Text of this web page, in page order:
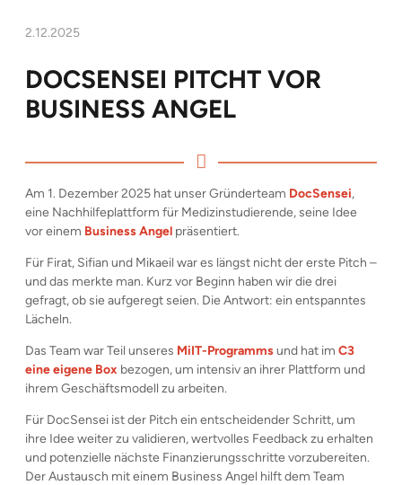
2.12.2025
DOCSENSEI PITCHT VOR
BUSINESS ANGEL
Am 1. Dezember 2025 hat unser Gründerteam DocSensei,
eine Nachhilfeplattform für Medizinstudierende, seine Idee
vor einem Business Angel präsentiert.
Für Firat, Sifian und Mikaeil war es längst nicht der erste Pitch –
und das merkte man. Kurz vor Beginn haben wir die drei
gefragt, ob sie aufgeregt seien. Die Antwort: ein entspanntes
Lächeln.
Das Team war Teil unseres MiIT-Programmsund hat im C3
eine eigene Box bezogen, um intensiv an ihrer Plattform und
ihrem Geschäftsmodell zu arbeiten.
Für DocSensei ist der Pitch ein entscheidender Schritt, um
ihre Idee weiter zu validieren, wertvolles Feedback zu erhalten
und potenzielle nächste Finanzierungsschritte vorzubereiten.
Der Austausch mit einem Business Angel hilft dem Team